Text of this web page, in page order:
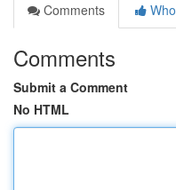
Comments
Comments
Submit a Comment
No HTML